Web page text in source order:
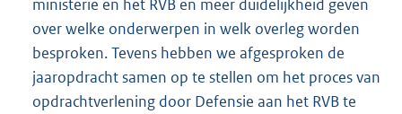
ministerie en het RVB en meer duidelijkheid geven
over welke onderwerpen in welk overleg worden
besproken. Tevens hebben we afgesproken de
jaaropdracht samen op te stellen om het proces van
opdrachtverlening door Defensie aan het RVB te